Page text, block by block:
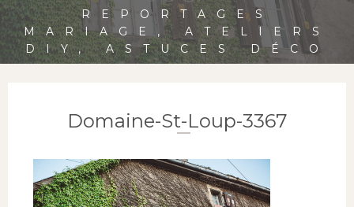
REPORTAGES
MARIAGE, ATELIERS
DIY, ASTUCES DÉCO
Domaine-St-Loup-3367